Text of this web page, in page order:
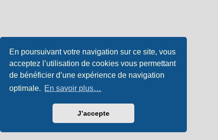
En poursuivant votre navigation sur ce site, vous
acceptez l’utilisation de cookies vous permettant
de bénéficier d’une expérience de navigation
optimale. En savoir plus…
J’accepte